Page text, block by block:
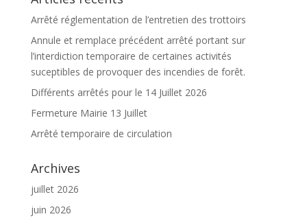
Arrêté réglementation de l’entretien des trottoirs
Annule et remplace précédent arrêté portant sur
l’interdiction temporaire de certaines activités
suceptibles de provoquer des incendies de forêt.
Différents arrêtés pour le 14 Juillet 2026
Fermeture Mairie 13 Juillet
Arrêté temporaire de circulation
Archives
juillet 2026
juin 2026